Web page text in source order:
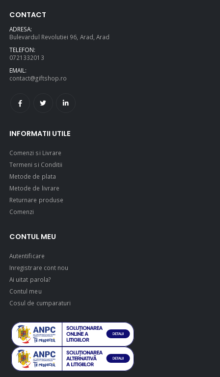
CONTACT
ADRESA:
Bulevardul Revolutiei 96, Arad, Arad
TELEFON:
0721332013
EMAIL:
contact@giftshop.ro
INFORMATII UTILE
Comenzi si Livrare
Termeni si Conditii
Metode de plata
Metode de livrare
Returnare produse
Comenzi
CONTUL MEU
Autentificare
Inregistrare cont nou
Ai uitat parola?
Contul meu
Cosul de cumparaturi